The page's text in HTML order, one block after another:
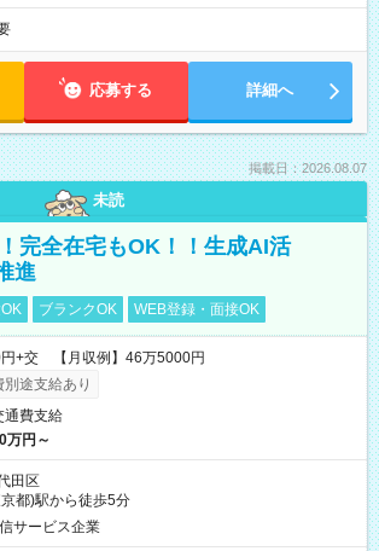
応募する 詳細へ
掲載日：2026.08.07
未読
完全在宅もOK！！生成AI活
進
ブランクOK WEB登録・面接OK
+交 【月収例】46万5000円
別途支給あり
通費支給
万円～
田区
都)駅から徒歩5分
サービス企業